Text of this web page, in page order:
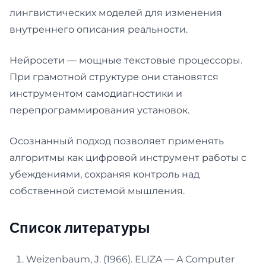
лингвистических моделей для изменения
внутреннего описания реальности.
Нейросети — мощные текстовые процессоры.
При грамотной структуре они становятся
инструментом самодиагностики и
перепрограммирования установок.
Осознанный подход позволяет применять
алгоритмы как цифровой инструмент работы с
убеждениями, сохраняя контроль над
собственной системой мышления.
Список литературы
Weizenbaum, J. (1966). ELIZA — A Computer